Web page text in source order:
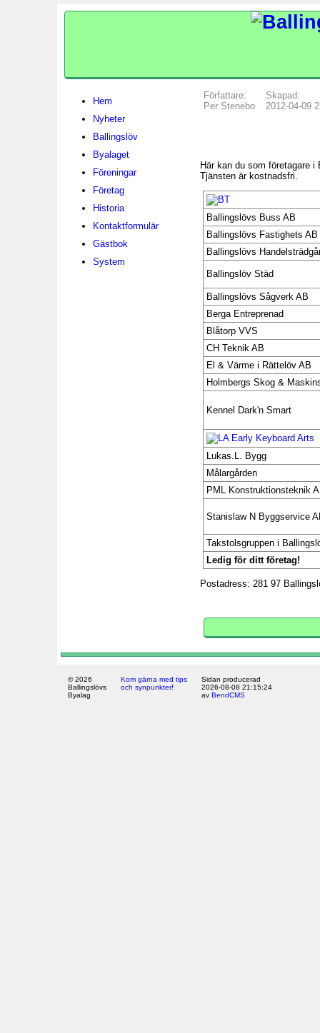
Hem
Nyheter
Ballingslöv
Byalaget
Föreningar
Företag
Historia
Kontaktformulär
Gästbok
System
Författare:
Per Stenebo
Skapad:
2012-04-09
Här kan du som företagare
Tjänsten är kostnadsfri.
Ballingslövs Buss AB
Ballingslövs Fastighets AB
Ballingslövs
Ballingslöv Städ
Ballingslövs Sågverk AB
Berga Entreprenad
Blåtorp VVS
CH Teknik AB
El & Värme i Rättelöv AB
Holmbergs Skog &
Kennel Dark'n Smart
Lukas.L. Bygg
Målargården
PML Konstruktionsteknik
Stanislaw N Byggservice
Takstolsgruppen i
Ledig för ditt företag!
Postadress: 281 97
© 2026
Ballingslövs
Byalag
Kom gärna med tips
och synpunkter!
Sidan producerad
2026-08-08 21:15:24
av BendCMS